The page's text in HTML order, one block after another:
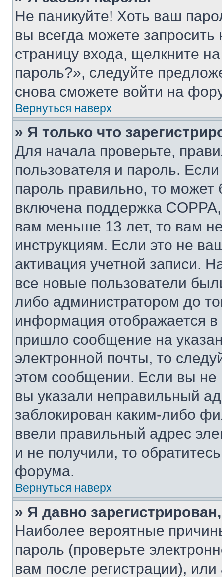
Не паникуйте! Хоть ваш
вы всегда можете
страницу входа, щелкните
пароль?», следуйте
снова сможете войти на
Вернуться наверх
» Я только что
Для начала проверьте,
пользователя и пароль.
пароль правильно, то может
включена поддержка
вам меньше 13 лет, то вам
инструкциям. Если это не
активация учетной записи.
все новые пользователи
либо администратором до
информация отображается
пришло сообщение на
электронной почты, то
этом сообщении. Если вы
вы указали неправильный
заблокирован каким-либо
ввели правильный адрес
и не получили, то
форума.
Вернуться наверх
» Я давно
Наиболее вероятные
пароль (проверьте
вам после регистрации),